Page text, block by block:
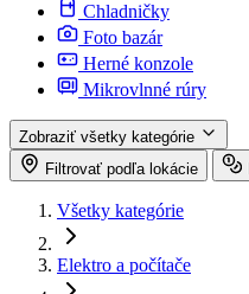
Chladničky
Foto bazár
Herné konzole
Mikrovlnné rúry
Zobraziť všetky kategórie
Filtrovať podľa lokácie
Všetky kategórie
Elektro a počítače